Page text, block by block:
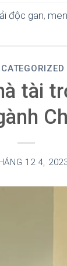
độc gan,
tài
12 4,